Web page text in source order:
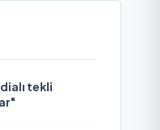
tekli